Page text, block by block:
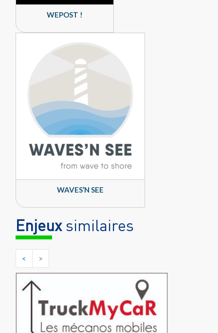
WEPOST !
WAVES’N SEE
Enjeuxsimilaires
< >